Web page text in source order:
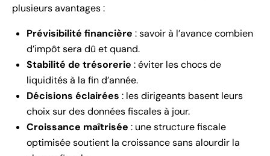
plusieurs avantages :
Prévisibilité financière : savoir à l’avance combien
d’impôt sera dû et quand.
Stabilité de trésorerie : éviter les chocs de
liquidités à la fin d’année.
Décisions éclairées : les dirigeants basent leurs
choix sur des données fiscales à jour.
Croissance maîtrisée : une structure fiscale
optimisée soutient la croissance sans alourdir la